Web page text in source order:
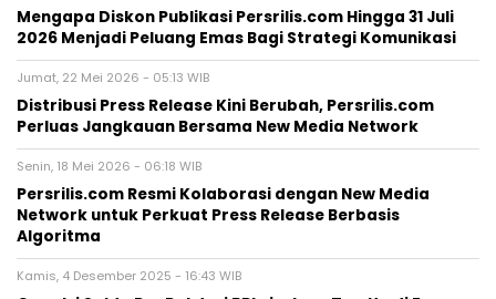
Mengapa Diskon Publikasi Persrilis.com Hingga 31 Juli
2026 Menjadi Peluang Emas Bagi Strategi Komunikasi
Jumat, 22 Mei 2026 - 05:13 WIB
Distribusi Press Release Kini Berubah, Persrilis.com
Perluas Jangkauan Bersama New Media Network
Senin, 18 Mei 2026 - 06:18 WIB
Persrilis.com Resmi Kolaborasi dengan New Media
Network untuk Perkuat Press Release Berbasis
Algoritma
Kamis, 4 Desember 2025 - 16:43 WIB